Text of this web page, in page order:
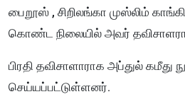
பைறூஸ் , சிறிலங்கா முஸ்லிம்
கொண்ட நிலையில் அவர்
பிரதி தவிசாளாராக அப்துல் கமீது
செய்யப்பட்டுள்ளனர்.